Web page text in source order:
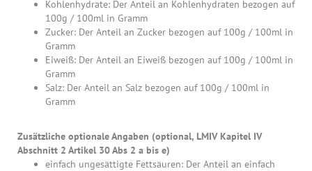
Kohlenhydrate: Der Anteil an Kohlenhydraten bezogen auf
100g / 100ml in Gramm
Zucker: Der Anteil an Zucker bezogen auf 100g / 100ml in
Gramm
Eiweiß: Der Anteil an Eiweiß bezogen auf 100g / 100ml in
Gramm
Salz: Der Anteil an Salz bezogen auf 100g / 100ml in
Gramm
Zusätzliche optionale Angaben (optional, LMIV Kapitel IV
Abschnitt 2 Artikel 30 Abs 2 a bis e)
einfach ungesättigte Fettsäuren: Der Anteil an einfach